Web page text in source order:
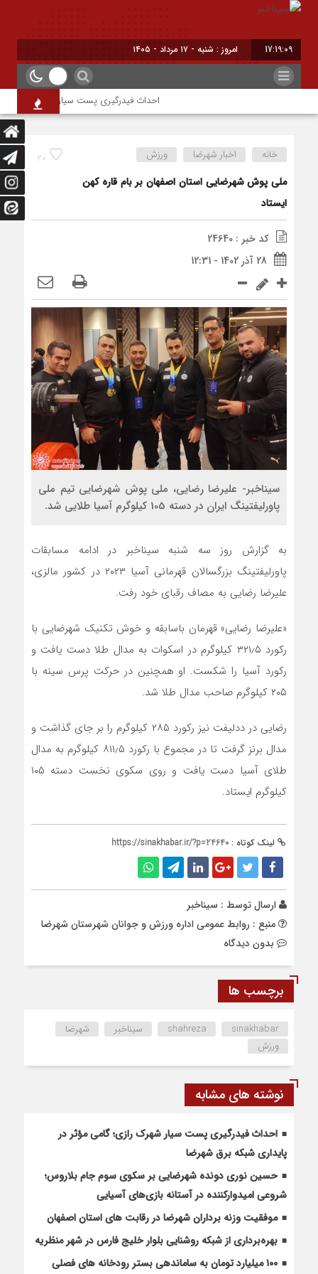
17:19:09 امروز : شنبه - ۱۷ مرداد - ۱۴۰۵
احداث فیدرگیری پست سیار شهرک رازی؛
20 خانه اخبار شهرضا ورزش
ملی پوش شهرضایی استان اصفهان بر بام قاره کهن
ایستاد
کد خبر : 24640
28 آذر 1402 - 12:31
سیناخبر- علیرضا رضایی، ملی پوش شهرضایی تیم ملی
پاورلیفتینگ ایران در دسته 105 کیلوگرم آسیا طلایی شد.
به گزارش روز سه شنبه سیناخبر در ادامه مسابقات
پاورلیفتینگ بزرگسالان قهرمانی آسیا ۲۰۲۳ در کشور مالزی،
علیرضا رضایی به مصاف رقبای خود رفت.
«علیرضا رضایی» قهرمان باسابقه و خوش تکنیک شهرضایی با
رکورد ۳۲۱٫۵ کیلوگرم در اسکوات به مدال طلا دست یافت و
رکورد آسیا را شکست. او همچنین در حرکت پرس سینه با
۲۰۵ کیلوگرم صاحب مدال طلا شد.
رضایی در ددلیفت نیز رکورد ۲۸۵ کیلوگرم را بر جای گذاشت و
مدال برنز گرفت تا در مجموع با رکورد ۸۱۱٫۵ کیلوگرم به مدال
طلای آسیا دست یافت و روی سکوی نخست دسته ۱۰۵
کیلوگرم ایستاد.
لینک کوتاه : https://sinakhabar.ir/?p=24640
ارسال توسط : سیناخبر
منبع : روابط عمومی اداره ورزش و جوانان شهرستان شهرضا
بدون دیدگاه
برچسب ها
shahreza sinakhabar سیناخبر
شهرضا
ورزش
نوشته های مشابه
احداث فیدرگیری پست سیار شهرک رازی؛ گامی مؤثر در
پایداری شبکه برق شهرضا
حسین نوری دونده شهرضایی بر سکوی سوم جام بلاروس؛
شروعی امیدوارکننده در آستانه بازی‌های آسیایی
موفقیت وزنه برداران شهرضا در رقابت های استان اصفهان
بهره‌برداری از شبکه روشنایی بلوار خلیج فارس در شهر منظریه
۱۰۰ میلیارد تومان به ساماندهی بستر رودخانه های فصلی